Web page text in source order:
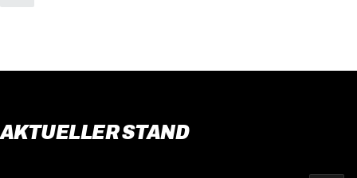
AKTUELLER STAND